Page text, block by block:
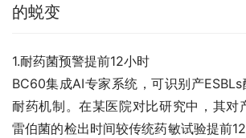
的蜕变
1.耐药菌预警提前12小时
BC60集成AI专家系统，可识别产
耐药机制。在某医院对比研究中，其对
雷伯菌的检出时间较传统药敏试验提前